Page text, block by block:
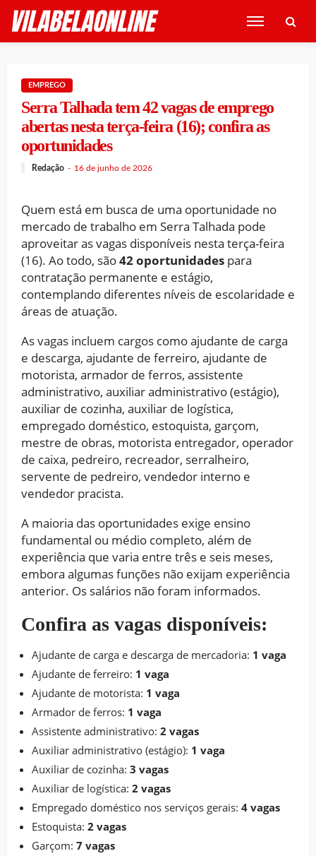
EMPREGO
Serra Talhada tem 42 vagas de emprego
abertas nesta terça-feira (16); confira as
oportunidades
Redação 16 de junho de 2026
Quem está em busca de uma oportunidade no
mercado de trabalho em Serra Talhada pode
aproveitar as vagas disponíveis nesta terça-feira
(16). Ao todo, são42 oportunidades para
contratação permanente e estágio,
contemplando diferentes níveis de escolaridade e
áreas de atuação.
As vagas incluem cargos como ajudante de carga
e descarga, ajudante de ferreiro, ajudante de
motorista, armador de ferros, assistente
administrativo, auxiliar administrativo (estágio),
auxiliar de cozinha, auxiliar de logística,
empregado doméstico, estoquista, garçom,
mestre de obras, motorista entregador, operador
de caixa, pedreiro, recreador, serralheiro,
servente de pedreiro, vendedor interno e
vendedor pracista.
A maioria das oportunidades exige ensino
fundamental ou médio completo, além de
experiência que varia entre três e seis meses,
embora algumas funções não exijam experiência
anterior. Os salários não foram informados.
Confira as vagas disponíveis:
Ajudante de carga e descarga de mercadoria: 1 vaga
Ajudante de ferreiro: 1 vaga
Ajudante de motorista: 1 vaga
Armador de ferros: 1 vaga
Assistente administrativo: 2 vagas
Auxiliar administrativo (estágio): 1 vaga
Auxiliar de cozinha: 3 vagas
Auxiliar de logística: 2 vagas
Empregado doméstico nos serviços gerais: 4 vagas
Estoquista: 2 vagas
Garçom: 7 vagas